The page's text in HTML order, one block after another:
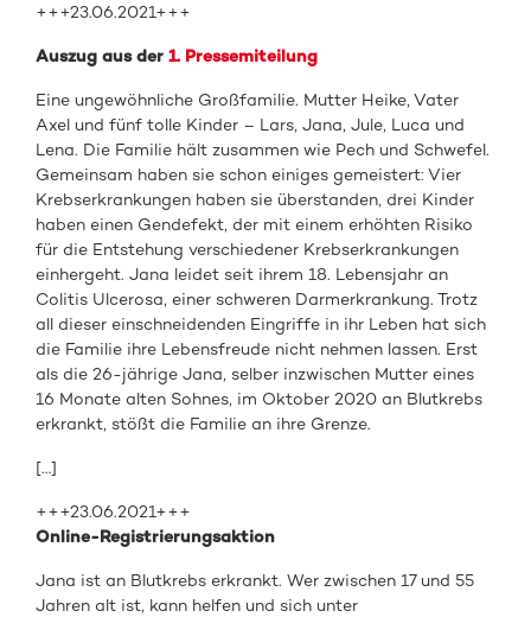
+++23.06.2021+++
Auszug aus der1. Pressemiteilung
Eine ungewöhnliche Großfamilie. Mutter Heike, Vater
Axel und fünf tolle Kinder – Lars, Jana, Jule, Luca und
Lena. Die Familie hält zusammen wie Pech und Schwefel.
Gemeinsam haben sie schon einiges gemeistert: Vier
Krebserkrankungen haben sie überstanden, drei Kinder
haben einen Gendefekt, der mit einem erhöhten Risiko
für die Entstehung verschiedener Krebserkrankungen
einhergeht. Jana leidet seit ihrem 18. Lebensjahr an
Colitis Ulcerosa, einer schweren Darmerkrankung. Trotz
all dieser einschneidenden Eingriffe in ihr Leben hat sich
die Familie ihre Lebensfreude nicht nehmen lassen. Erst
als die 26-jährige Jana, selber inzwischen Mutter eines
16 Monate alten Sohnes, im Oktober 2020 an Blutkrebs
erkrankt, stößt die Familie an ihre Grenze.
[…]
+++23.06.2021+++
Online-Registrierungsaktion
Jana ist an Blutkrebs erkrankt. Wer zwischen 17 und 55
Jahren alt ist, kann helfen und sich unter